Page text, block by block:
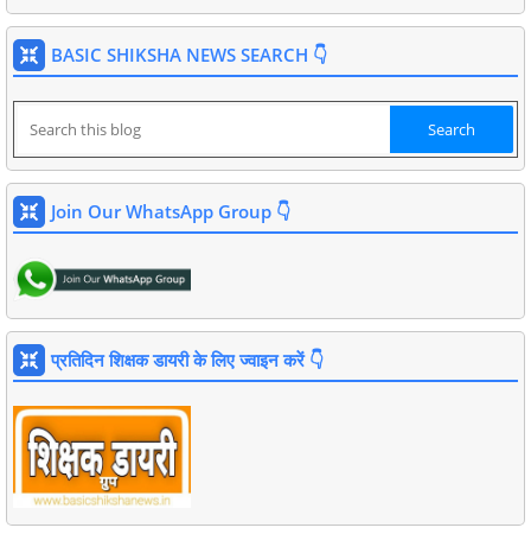
BASIC SHIKSHA NEWS SEARCH 👇
Join Our WhatsApp Group 👇
प्रतिदिन शिक्षक डायरी के लिए ज्वाइन करें 👇